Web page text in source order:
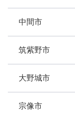
中間市
筑紫野市
大野城市
宗像市